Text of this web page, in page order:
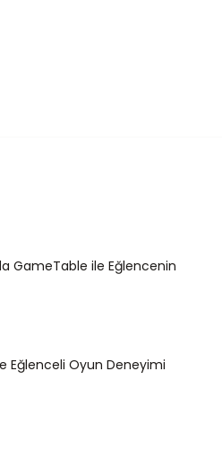
GameTable ile Eğlencenin
Eğlenceli Oyun Deneyimi